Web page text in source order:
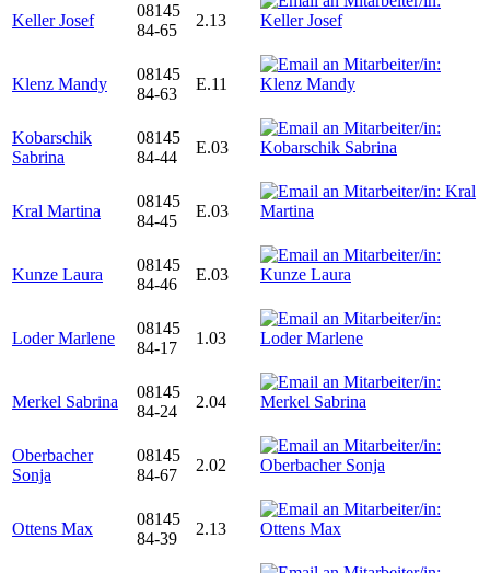
Keller Josef
08145
84-65
2.13
Klenz Mandy
08145
84-63
E.11
Kobarschik
Sabrina
08145
84-44
E.03
Kral Martina
08145
84-45
E.03
Kunze Laura
08145
84-46
E.03
Loder Marlene
08145
84-17
1.03
Merkel Sabrina
08145
84-24
2.04
Oberbacher
Sonja
08145
84-67
2.02
Ottens Max
08145
84-39
2.13